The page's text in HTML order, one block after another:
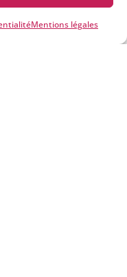
Mentions légales